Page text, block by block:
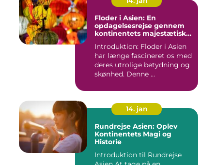
Floder i Asien: En
opdagelsesrejse gennem
kontinentets majestætiske
Introduktion: Floder i Asien
har længe fascineret os med
deres utrolige betydning og
skønhed. Denne ...
14. jan
Rundrejse Asien: Oplev
Kontinentets Magi og
Historie
Introduktion til Rundrejse